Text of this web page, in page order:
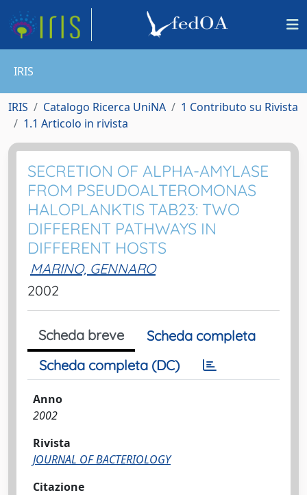
IRIS
IRIS Catalogo Ricerca UniNA
1 Contributo su Rivista
1.1 Articolo in rivista
SECRETION OF ALPHA-AMYLASE
FROM PSEUDOALTEROMONAS
HALOPLANKTIS TAB23: TWO
DIFFERENT PATHWAYS IN
DIFFERENT HOSTS
MARINO, GENNARO
2002
Scheda breve
Scheda completa
Scheda completa (DC)
Anno
2002
Rivista
JOURNAL OF BACTERIOLOGY
Citazione